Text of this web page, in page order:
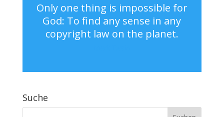
Only one thing is impossible for
God: To find any sense in any
copyright law on the planet.
Suche